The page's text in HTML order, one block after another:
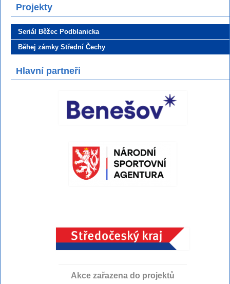
Projekty
Seriál Běžec Podblanicka
Běhej zámky Střední Čechy
Hlavní partneři
Akce zařazena do projektů